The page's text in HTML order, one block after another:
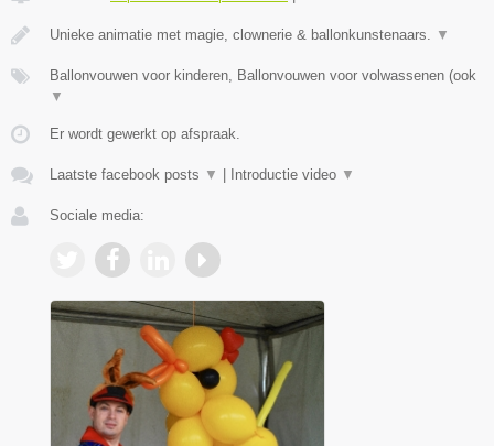
Unieke animatie met magie, clownerie & ballonkunstenaars. ▼
Ballonvouwen voor kinderen, Ballonvouwen voor volwassenen (ook
▼
Er wordt gewerkt op afspraak.
Laatste facebook posts ▼ Introductie video ▼
Sociale media: